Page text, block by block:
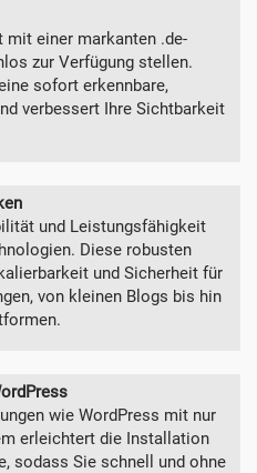
mit einer markanten .de-
zur Verfügung stellen.
sofort erkennbare,
verbessert Ihre Sichtbarkeit
und Leistungsfähigkeit
Diese robusten
und Sicherheit für
von kleinen Blogs bis hin
wie WordPress mit nur
erleichtert die Installation
sodass Sie schnell und ohne